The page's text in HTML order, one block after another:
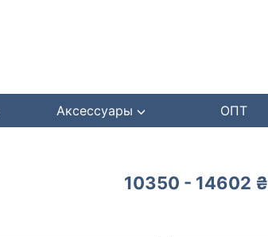
Аксессуары ОПТ
10350 - 14602 ₴